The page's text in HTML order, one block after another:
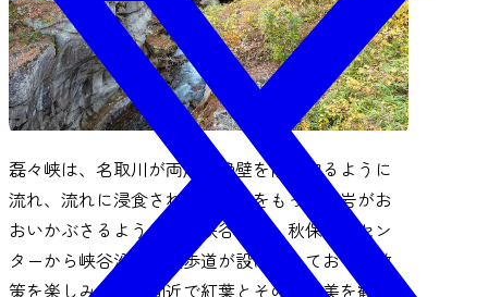
磊々峡は、名取川が両岸の絶壁を削り取るように
流れ、流れに浸食された鋭い角をもった巨岩がお
おいかぶさるように迫る峡谷です。秋保・里セン
ターから峡谷沿いに遊歩道が設けられており、散
策を楽しみながら間近で紅葉とその渓谷美を観賞